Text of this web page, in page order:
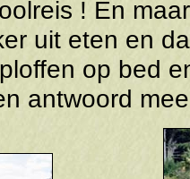
! En
uit eten en
op bed